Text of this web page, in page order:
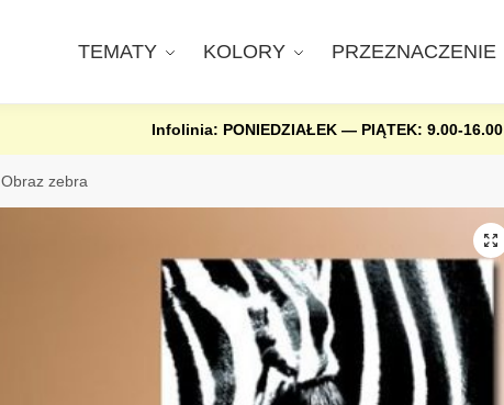
TEMATY KOLORY PRZEZNACZENIE
Infolinia: PONIEDZIAŁEK — PIĄTEK: 9.00-16.00
Obraz zebra